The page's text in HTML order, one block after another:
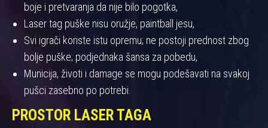
boje i pretvaranja da nije bilo pogotka,
Laser tag puške nisu oružje, paintball jesu,
Svi igrači koriste istu opremu; ne postoji prednost zbog
bolje puške; podjednaka šansa za pobedu,
Municija, životi i damage se mogu podešavati na svakoj
pušci zasebno po potrebi.
PROSTOR LASER TAGA